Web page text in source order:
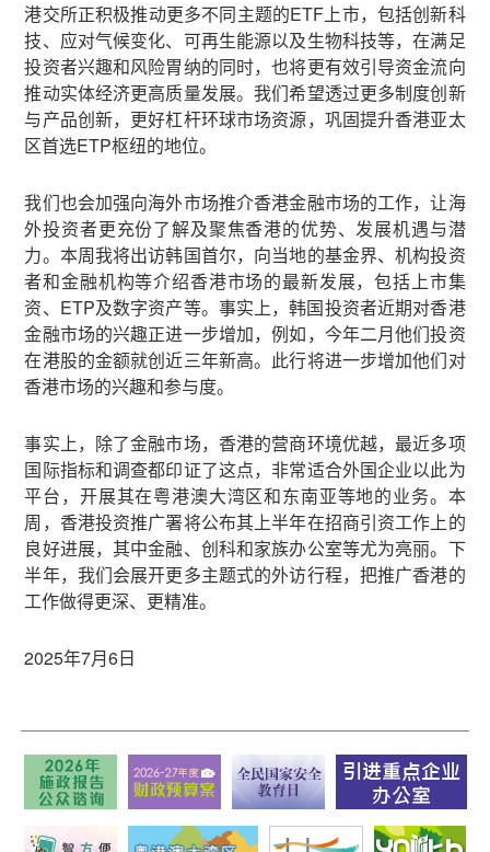
港交所正积极推动更多不同主题的ETF上市，包括创新科
技、应对气候变化、可再生能源以及生物科技等，在满足
投资者兴趣和风险胃纳的同时，也将更有效引导资金流向
推动实体经济更高质量发展。我们希望透过更多制度创新
与产品创新，更好杠杆环球市场资源，巩固提升香港亚太
区首选ETP枢纽的地位。
我们也会加强向海外市场推介香港金融市场的工作，让海
外投资者更充份了解及聚焦香港的优势、发展机遇与潜
力。本周我将出访韩国首尔，向当地的基金界、机构投资
者和金融机构等介绍香港市场的最新发展，包括上市集
资、ETP及数字资产等。事实上，韩国投资者近期对香港
金融市场的兴趣正进一步增加，例如，今年二月他们投资
在港股的金额就创近三年新高。此行将进一步增加他们对
香港市场的兴趣和参与度。
事实上，除了金融市场，香港的营商环境优越，最近多项
国际指标和调查都印证了这点，非常适合外国企业以此为
平台，开展其在粤港澳大湾区和东南亚等地的业务。本
周，香港投资推广署将公布其上半年在招商引资工作上的
良好进展，其中金融、创科和家族办公室等尤为亮丽。下
半年，我们会展开更多主题式的外访行程，把推广香港的
工作做得更深、更精准。
2025年7月6日